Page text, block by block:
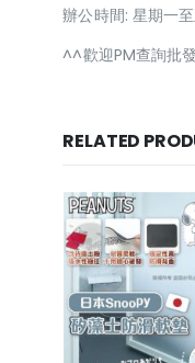
辦公時間: 星期一
^^歡迎PM查詢批
RELATED